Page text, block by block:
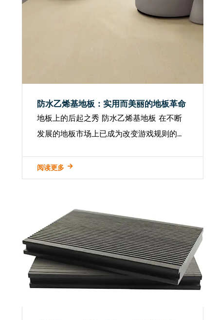
防水乙烯基地板：实用而美丽的地板革命
地板上的后起之秀 防水乙烯基地板 在不断
发展的地板市场上已成为改变游戏规则的
材和瓷砖）的美学吸引力与完全防水的实用
性混合在一起。这种独特的组合使其成为房
阅读更多